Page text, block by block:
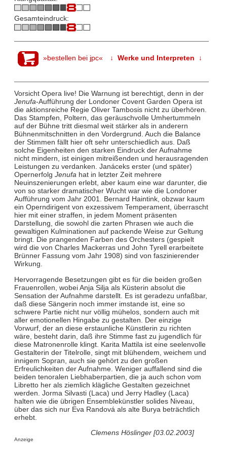
Gesamteindruck:
»bestellen bei jpc« ↓ Werke und Interpreten ↓
Vorsicht Opera live! Die Warnung ist berechtigt, denn in der
Jenufa-Aufführung der Londoner Covent Garden Opera ist
die aktionsreiche Regie Oliver Tambosis nicht zu überhören.
Das Stampfen, Poltern, das geräuschvolle Umhertummeln
auf der Bühne tritt diesmal weit stärker als in anderern
Bühnenmitschnitten in den Vordergrund. Auch die Balance
der Stimmen fällt hier oft sehr unterschiedlich aus. Daß
solche Eigenheiten den starken Eindruck der Aufnahme
nicht mindern, ist einigen mitreißenden und herausragenden
Leistungen zu verdanken. Janáceks erster (und später)
Opernerfolg Jenufahat in letzter Zeit mehrere
Neuinszenierungen erlebt, aber kaum eine war darunter, die
von so starker dramatischer Wucht war wie die Londoner
Aufführung vom Jahr 2001. Bernard Haintink, obzwar kaum
ein Operndirigent von exzessivem Temperament, überrascht
hier mit einer straffen, in jedem Moment präsenten
Darstellung, die sowohl die zarten Phrasen wie auch die
gewaltigen Kulminationen auf packende Weise zur Geltung
bringt. Die prangenden Farben des Orchesters (gespielt
wird die von Charles Mackerras und John Tyrell erarbeitete
Brünner Fassung vom Jahr 1908) sind von faszinierender
Wirkung.
Hervorragende Besetzungen gibt es für die beiden großen
Frauenrollen, wobei Anja Silja als Küsterin absolut die
Sensation der Aufnahme darstellt. Es ist geradezu unfaßbar,
daß diese Sängerin noch immer imstande ist, eine so
schwere Partie nicht nur völlig mühelos, sondern auch mit
aller emotionellen Hingabe zu gestalten. Der einzige
Vorwurf, der an diese erstaunliche Künstlerin zu richten
wäre, besteht darin, daß ihre Stimme fast zu jugendlich für
diese Matronenrolle klingt. Karita Mattila ist eine seelenvolle
Gestalterin der Titelrolle, singt mit blühendem, weichem und
innigem Sopran, auch sie gehört zu den großen
Erfreulichkeiten der Aufnahme. Weniger auffallend sind die
beiden tenoralen Liebhaberpartien, die ja auch schon vom
Libretto her als ziemlich klägliche Gestalten gezeichnet
werden. Jorma Silvasti (Laca) und Jerry Hadley (Laca)
halten wie die übrigen Ensemblekünstler solides Niveau,
über das sich nur Eva Randová als alte Burya beträchtlich
erhebt.
Clemens Höslinger [03.02.2003]
Anzeige